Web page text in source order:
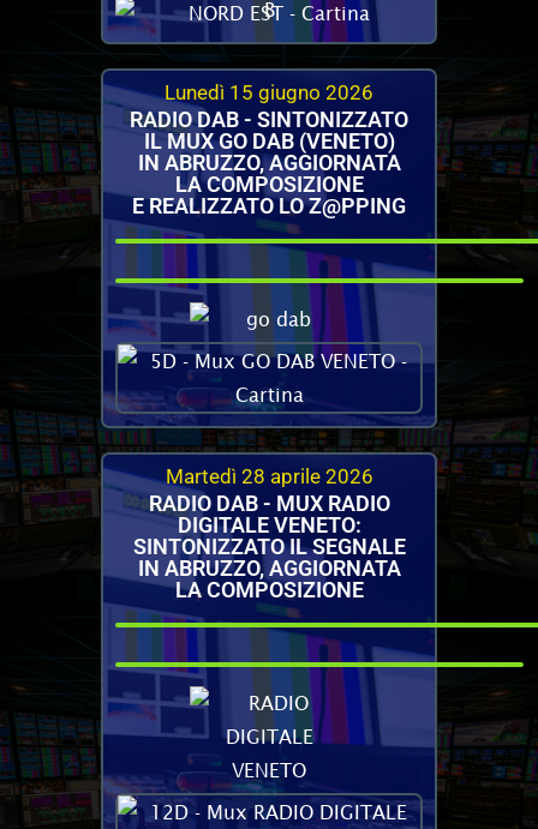
Lunedì 15 giugno 2026
RADIO DAB - SINTONIZZATO
IL MUX GO DAB (VENETO)
IN ABRUZZO, AGGIORNATA
LA COMPOSIZIONE
E REALIZZATO LO Z@PPING
Martedì 28 aprile 2026
RADIO DAB - MUX RADIO
DIGITALE VENETO:
SINTONIZZATO IL SEGNALE
IN ABRUZZO, AGGIORNATA
LA COMPOSIZIONE